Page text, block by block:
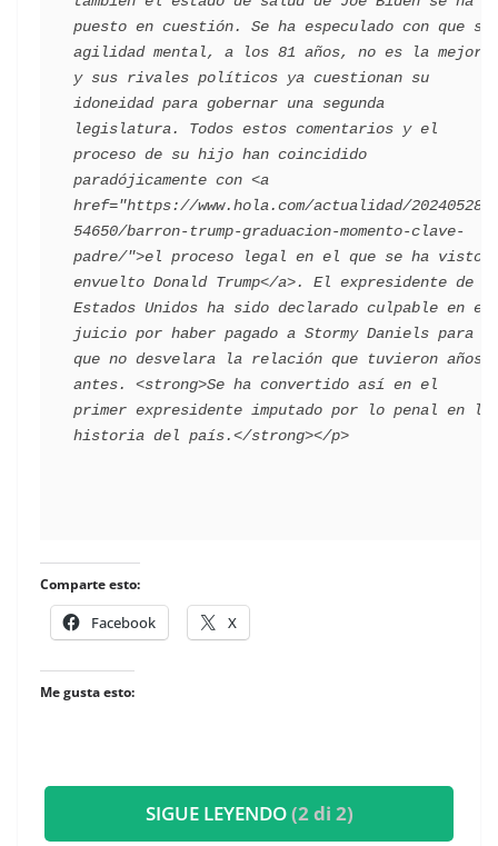
puesto en cuestión. Se ha especulado con que su
agilidad mental, a los 81 años, no es la mejor
y sus rivales políticos ya cuestionan su
idoneidad para gobernar una segunda
legislatura. Todos estos comentarios y el
proceso de su hijo han coincidido
paradójicamente con <a
href="https://www.hola.com/actualidad/202405282
54650/barron-trump-graduacion-momento-clave-
padre/">el proceso legal en el que se ha visto
envuelto Donald Trump</a>. El expresidente de
Estados Unidos ha sido declarado culpable en el
juicio por haber pagado a Stormy Daniels para
que no desvelara la relación que tuvieron años
antes. <strong>Se ha convertido así en el
primer expresidente imputado por lo penal en la
Comparte esto:
Facebook X
Me gusta esto:
SIGUE LEYENDO(2 di 2)